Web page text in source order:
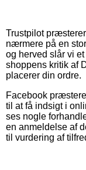
Trustpilot
nærmere på en
og herved slår vi
shoppens kritik af
placerer din ordre.
Facebook
til at få indsigt i
ses nogle
en anmeldelse af
til vurdering af